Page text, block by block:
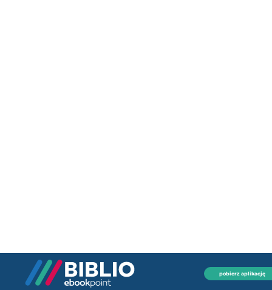
pobierz aplikację